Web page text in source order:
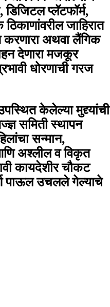
प्लॅटफॉर्म,
जाहिरात
करणारा अथवा लैंगिक
देणारा मजकूर
धोरणाची गरज
केलेल्या मुद्द्यांची
समिती स्थापन
सन्मान,
अश्लील व विकृत
कायदेशीर चौकट
पाऊल उचलले गेल्याचे